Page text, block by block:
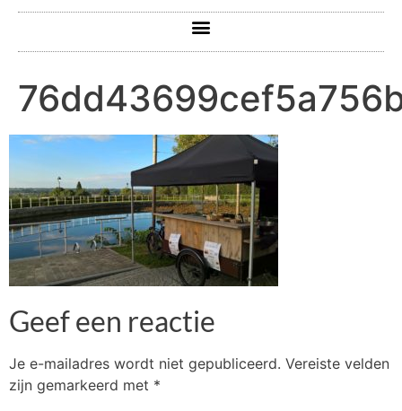
Geef een reactie
Je e-mailadres wordt niet gepubliceerd. Vereiste velden
zijn gemarkeerd met *